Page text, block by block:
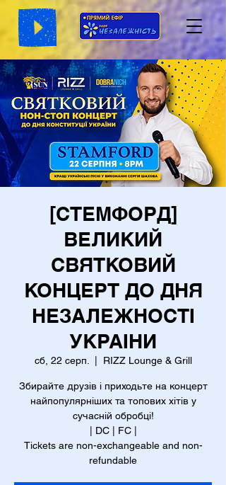
[СТЕМФОРД]
ВЕЛИКИЙ
СВЯТКОВИЙ
КОНЦЕРТ ДО ДНЯ
НЕЗАЛЕЖНОСТІ
УКРАІНИ
сб, 22 серп. RIZZ Lounge & Grill
Збирайте друзів і приходьте на концерт
найпопулярніших та топових хітів у
сучасній обробці!
| DC | FC |
Tickets are non-exchangeable and non-
refundable